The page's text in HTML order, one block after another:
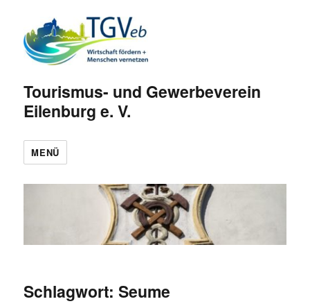
Tourismus- und Gewerbeverein
Eilenburg e. V.
MENÜ
Schlagwort:Seume